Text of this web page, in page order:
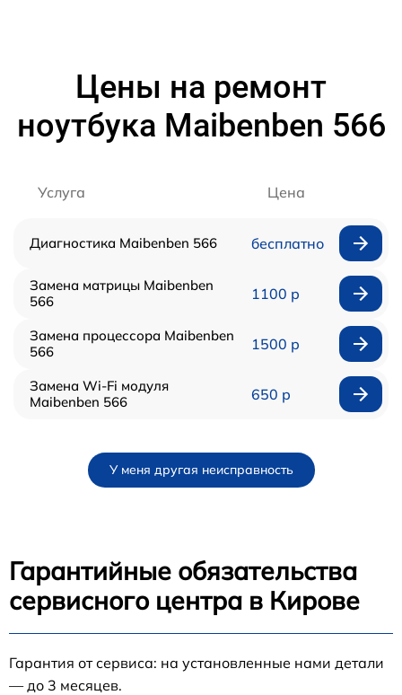
Цены на ремонт
ноутбука Maibenben 566
Услуга Цена
Диагностика Maibenben 566 бесплатно
Замена матрицы Maibenben
566
1100 р
Замена процессора Maibenben
566
1500 р
Замена Wi-Fi модуля
Maibenben 566
650 р
У меня другая неисправность
Гарантийные обязательства
сервисного центра в Кирове
Гарантия от сервиса: на установленные нами детали
— до 3 месяцев.